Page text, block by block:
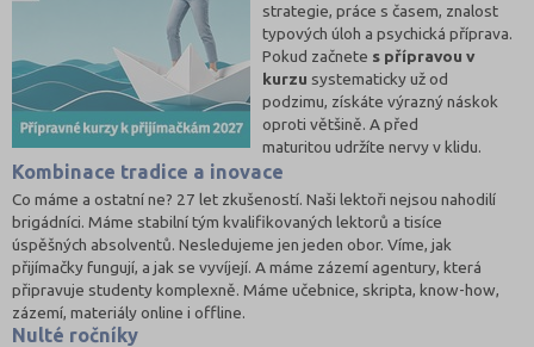
strategie, práce s časem, znalost
typových úloh a psychická příprava.
Pokud začnete s přípravou v
kurzu systematicky už od
podzimu, získáte výrazný náskok
oproti většině. A před
maturitou udržíte nervy v klidu.
Kombinace tradice a inovace
Co máme a ostatní ne? 27 let zkušeností. Naši lektoři nejsou nahodilí
brigádníci. Máme stabilní tým kvalifikovaných lektorů a tisíce
úspěšných absolventů. Nesledujeme jen jeden obor. Víme, jak
přijímačky fungují, a jak se vyvíjejí. A máme zázemí agentury, která
připravuje studenty komplexně. Máme učebnice, skripta, know-how,
zázemí, materiály online i offline.
Nulté ročníky